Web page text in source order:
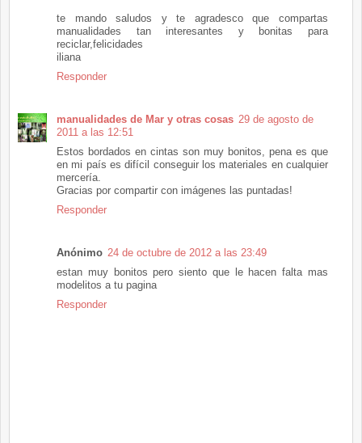
te mando saludos y te agradesco que compartas
manualidades tan interesantes y bonitas para
reciclar,felicidades
iliana
Responder
manualidades de Mar y otras cosas 29 de agosto de
2011 a las 12:51
Estos bordados en cintas son muy bonitos, pena es que
en mi país es difícil conseguir los materiales en cualquier
mercería.
Gracias por compartir con imágenes las puntadas!
Responder
Anónimo 24 de octubre de 2012 a las 23:49
estan muy bonitos pero siento que le hacen falta mas
modelitos a tu pagina
Responder